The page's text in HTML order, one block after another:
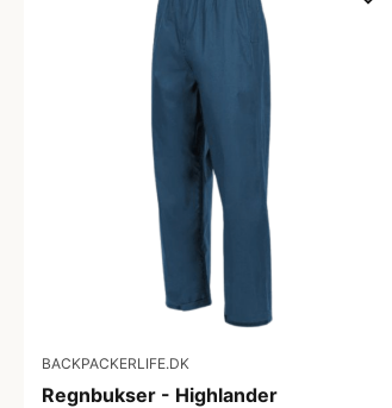
BACKPACKERLIFE.DK
Regnbukser - Highlander